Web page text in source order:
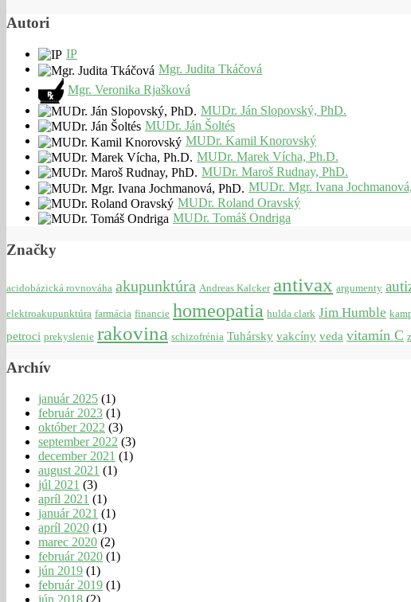
Autori
IP
Mgr. Judita Tkáčová
Mgr. Veronika Rjašková
MUDr. Ján Slopovský, PhD.
MUDr. Ján Šoltés
MUDr. Kamil Knorovský
MUDr. Marek Vícha, Ph.D.
MUDr. Maroš Rudnay, PhD.
MUDr. Mgr. Ivana
MUDr. Roland Oravský
MUDr. Tomáš Ondriga
Značky
acidobázická rovnováha akupunktúra Andreas Kalcker antivax argumenty
elektroakupunktúra farmácia financie homeopatia hulda clark Jim Humble
petroci prekyslenie rakovina schizofrénia Tuhársky vakcíny veda vitamín C
Archív
január 2025 (1)
február 2023 (1)
október 2022 (3)
september 2022 (3)
december 2021 (1)
august 2021 (1)
júl 2021 (3)
apríl 2021 (1)
január 2021 (1)
apríl 2020 (1)
marec 2020 (2)
február 2020 (1)
jún 2019 (1)
február 2019 (1)